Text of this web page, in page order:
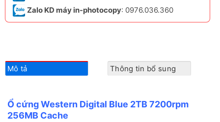
Zalo KD máy in-photocopy: 0976.036.360
Mô tả Thông tin bổ sung
Ổ cứng Western Digital Blue 2TB 7200rpm
256MB Cache